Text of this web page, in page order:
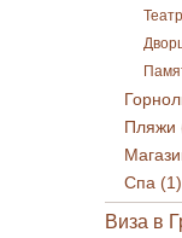
Пляжи
Спа (1)
Виза в